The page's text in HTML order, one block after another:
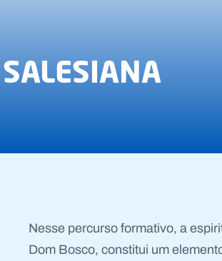
SALESIANA
Nesse percurso formativo, a
Dom Bosco, constitui um